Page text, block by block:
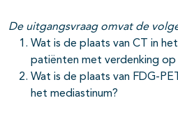
open- en dichtklappen
open- en dichtklappen
De uitgangsvraag omvat de
Wat is de plaats van CT in
patiënten met verdenking op
Wat is de plaats van FDG-
het mediastinum?